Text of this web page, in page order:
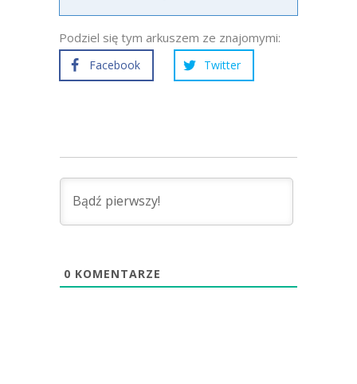
Podziel się tym arkuszem ze znajomymi:
Facebook Twitter
0 KOMENTARZE